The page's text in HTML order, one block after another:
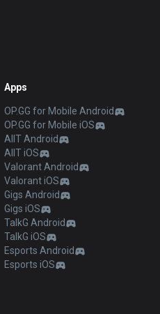
Apps
OP.GG for Mobile Android
OP.GG for Mobile iOS
AllT Android
AllT iOS
Valorant Android
Valorant iOS
Gigs Android
Gigs iOS
TalkG Android
TalkG iOS
Esports Android
Esports iOS